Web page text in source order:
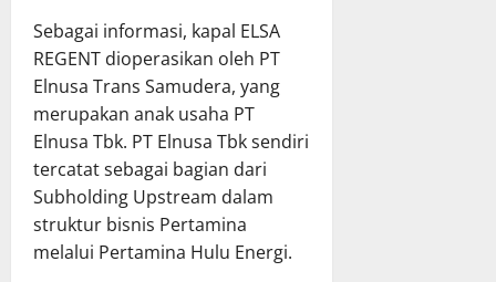
Sebagai informasi, kapal ELSA
REGENT dioperasikan oleh PT
Elnusa Trans Samudera, yang
merupakan anak usaha PT
Elnusa Tbk. PT Elnusa Tbk sendiri
tercatat sebagai bagian dari
Subholding Upstream dalam
struktur bisnis Pertamina
melalui Pertamina Hulu Energi.